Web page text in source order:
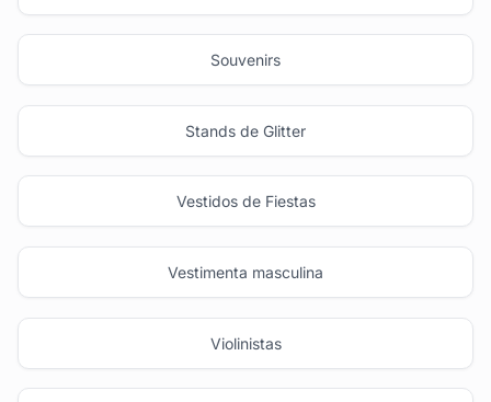
Souvenirs
Stands de Glitter
Vestidos de Fiestas
Vestimenta masculina
Violinistas